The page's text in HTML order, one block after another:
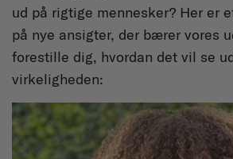
ud på rigtige mennesker? Her er
på nye ansigter, der bærer vores
forestille dig, hvordan det vil se
virkeligheden: